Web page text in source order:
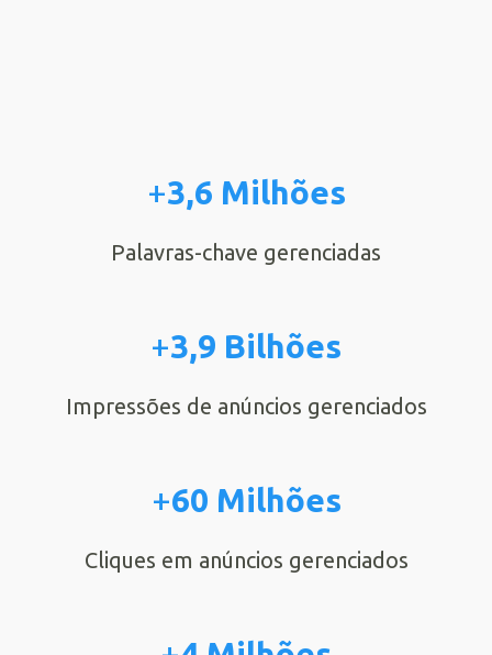
+3,6 Milhões
Palavras-chave gerenciadas
+3,9 Bilhões
Impressões de anúncios gerenciados
+60 Milhões
Cliques em anúncios gerenciados